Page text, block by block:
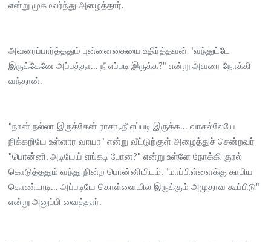
என்று முகமலர்ந்து அழைத்தார்.
அவரைப்பார்த்ததும் புன்னைகையை உதிர்த்தவன் "வந்துட்டே
இருக்கேனே அப்பத்தா... நீ எப்படி இருக்க?" என்று அவரை நோக்கி
வந்தான்.
"நான் நல்லா இருக்கேன் ராசா,.நீ எப்படி இருக்க... வாசல்லேயே
நிக்கறியே உள்ளார வாயா" என்று வீட்டுற்குள் அழைத்துச் சென்றவர்
"பொன்னி, அடியேய் எங்கடி போன?" என்று உள்ளே நோக்கி குரல்
கொடுத்ததும் வந்து நின்ற பொன்னியிடம், "மாப்பிள்ளைக்கு காபிய
கொண்டாடி... அப்படியே கொள்ளையில இருக்கும் அமுதாவ கூப்பிடு"
என்று அனுப்பி வைத்தார்.